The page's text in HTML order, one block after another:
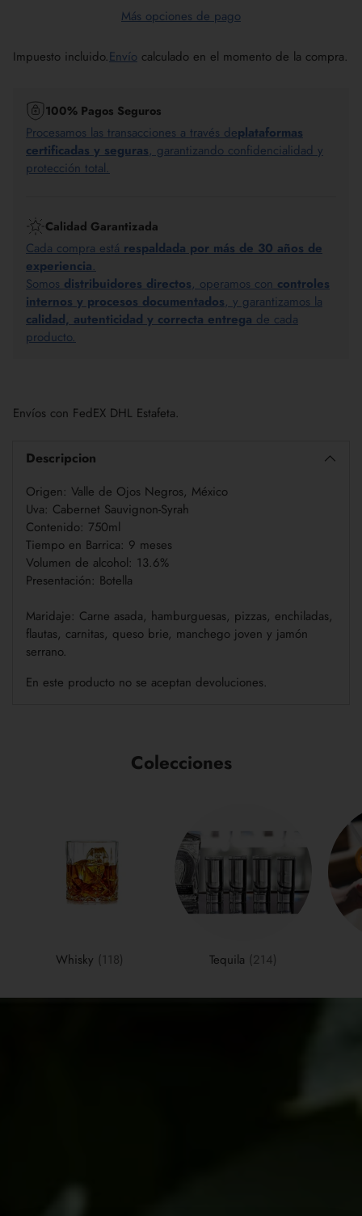
Más opciones de pago
Impuesto incluido.Envío calculado en el momento de la compra.
100% Pagos Seguros
Procesamos las transacciones a través deplataformas
certificadas y seguras, garantizando confidencialidad y
protección total.
Calidad Garantizada
Cada compra está respaldada por más de 30 años de
experiencia.
Somos distribuidores directos, operamos con controles
internos y procesos documentados, y garantizamos la
calidad, autenticidad y correcta entrega de cada
producto.
un
producto
Envíos con FedEX DHL Estafeta.
Descripcion
Origen: Valle de Ojos Negros, México
Uva: Cabernet Sauvignon-Syrah
Contenido: 750ml
Tiempo en Barrica: 9 meses
Volumen de alcohol: 13.6%
Presentación: Botella
Maridaje: Carne asada, hamburguesas, pizzas, enchiladas,
flautas, carnitas, queso brie, manchego joven y jamón
serrano.
En este producto no se aceptan devoluciones.
Colecciones
Whisky (118) Tequila (214)